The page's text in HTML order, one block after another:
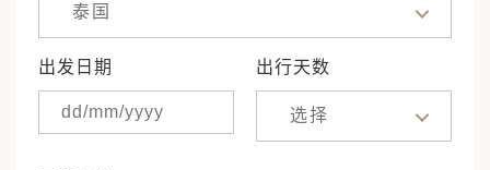
泰国
出发日期 出行天数
选择